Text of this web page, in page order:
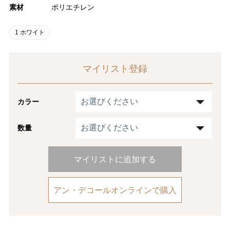
素材 ポリエチレン
1 ホワイト
マイリスト登録
カラー
数量
マイリストに追加する
アン・デコールオンラインで購入